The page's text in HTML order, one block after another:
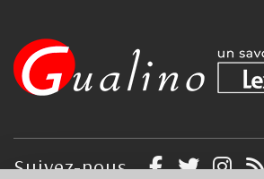
Suivez-nous